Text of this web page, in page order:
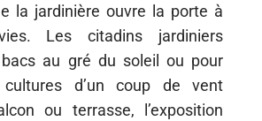
la jardinière ouvre la porte à
Les citadins jardiniers
au gré du soleil ou pour
d’un coup de vent
ou terrasse, l’exposition